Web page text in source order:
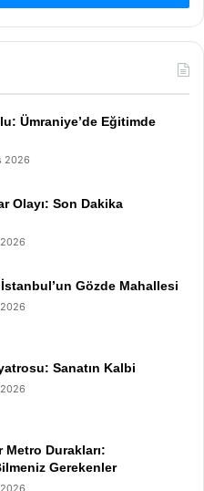
Ümraniye’de Eğitimde
2026
Olayı: Son Dakika
Gözde Mahallesi
Sanatın Kalbi
Durakları:
Gerekenler